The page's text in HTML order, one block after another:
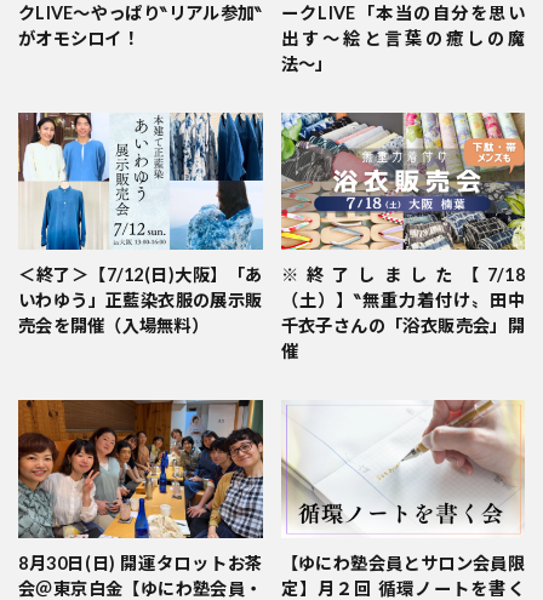
クLIVE～やっぱり‶リアル参加‶
がオモシロイ！
ークLIVE「本当の自分を思い
出す〜絵と言葉の癒しの魔
法〜」
＜終了＞【7/12(日)大阪】「あ
いわゆう」正藍染衣服の展示販
売会を開催（入場無料）
※終了しました【7/18
（土）】‶無重力着付け〟田中
千衣子さんの「浴衣販売会」開
催
8月30日(日) 開運タロットお茶
会＠東京白金【ゆにわ塾会員・
【ゆにわ塾会員とサロン会員限
定】月２回 循環ノートを書く